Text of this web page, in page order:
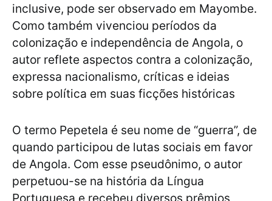
inclusive, pode ser observado em Mayombe.
Como também vivenciou períodos da
colonização e independência de Angola, o
autor reflete aspectos contra a colonização,
expressa nacionalismo, críticas e ideias
sobre política em suas ficções históricas
O termo Pepetela é seu nome de “guerra”, de
quando participou de lutas sociais em favor
de Angola. Com esse pseudônimo, o autor
perpetuou-se na história da Língua